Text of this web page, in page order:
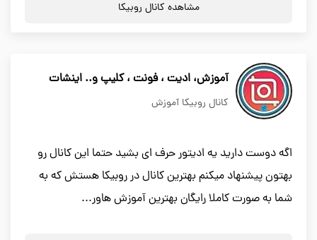
مشاهده کانال روبیکا
آموزش، ادیت ، فونت ، کلیپ و.. اینشات
کانال روبیکا آموزش
اگه دوست دارید یه ادیتور حرف ای بشید حتما این کانال رو
بهتون پیشنهاد میکنم بهترین کانال در روبیکا هستش که به
شما به صورت کاملا رایگان بهترین آموزش هاور...